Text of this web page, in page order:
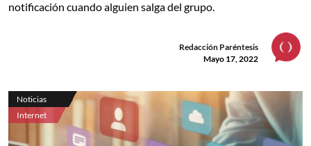
notificación cuando alguien salga del grupo.
Redacción Paréntesis
Mayo 17, 2022
Noticias
Internet